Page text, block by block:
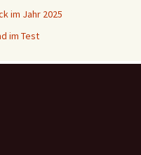
im Jahr 2025
im Test